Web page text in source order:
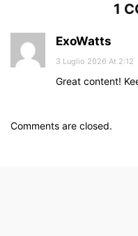
1
ExoWatts
3 Luglio 2026 At 2:12
Great content!
Comments are closed.